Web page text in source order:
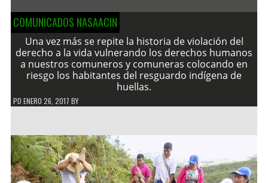
COMUNICADOS NASAACIN
Una vez más se repite la historia de violación del
derecho a la vida vulnerando los derechos humanos
a nuestros comuneros y comuneras colocando en
riesgo los habitantes del resguardo indígena de
huellas.
PD ENERO 26, 2017 BY